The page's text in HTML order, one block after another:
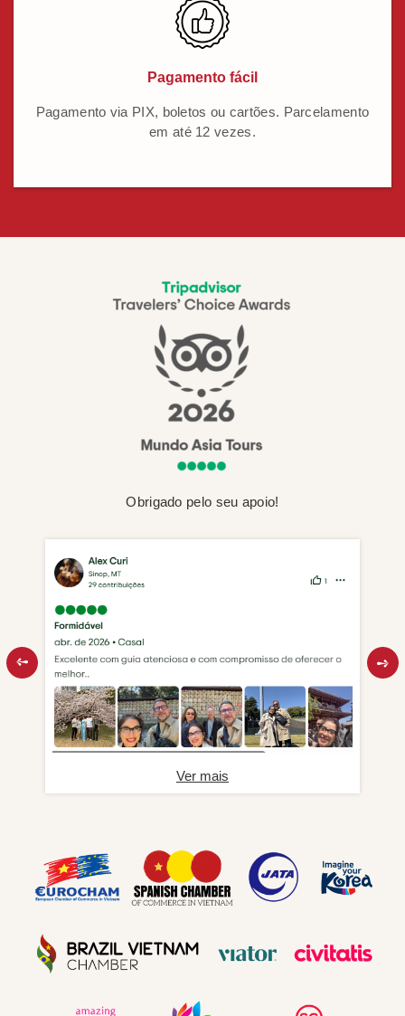
Pagamento fácil
Pagamento via PIX, boletos ou cartões. Parcelamento
em até 12 vezes.
Obrigado pelo seu apoio!
Ver mais